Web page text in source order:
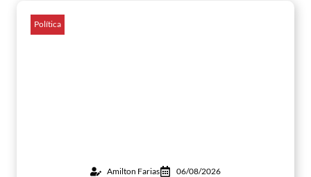
Política
Amilton Farias 06/08/2026